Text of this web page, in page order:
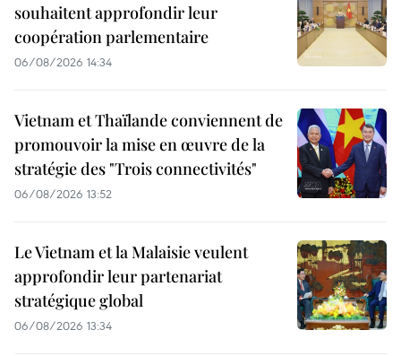
souhaitent approfondir leur
coopération parlementaire
06/08/2026 14:34
Vietnam et Thaïlande conviennent de
promouvoir la mise en œuvre de la
stratégie des "Trois connectivités"
06/08/2026 13:52
Le Vietnam et la Malaisie veulent
approfondir leur partenariat
stratégique global
06/08/2026 13:34